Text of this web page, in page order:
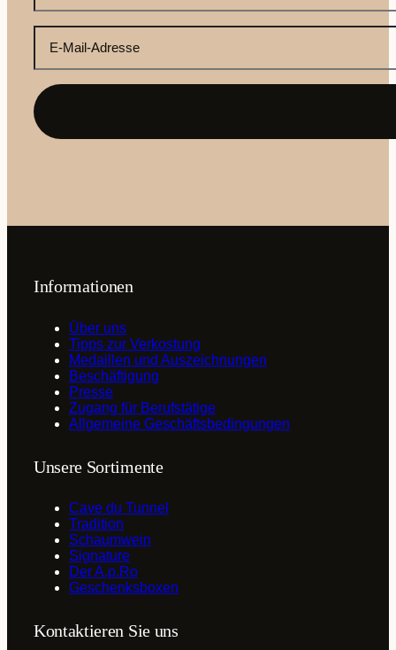
Ihre
(erforderlich)
Informationen
Über uns
Tipps zur Verkostung
Medaillen und Auszeichnungen
Beschäftigung
Presse
Zugang für Berufstätige
Allgemeine Geschäftsbedingungen
Unsere Sortimente
Cave du Tunnel
Tradition
Schaumwein
Signature
Der A.p.Ro
Geschenksboxen
Kontaktieren Sie uns